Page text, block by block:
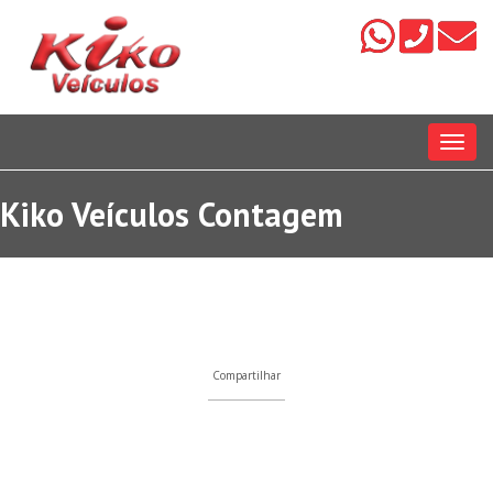
Menu
Kiko Veículos Contagem
Compartilhar